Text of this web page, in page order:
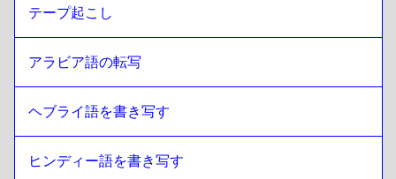
テープ起こし
アラビア語の転写
ヘブライ語を書き写す
ヒンディー語を書き写す